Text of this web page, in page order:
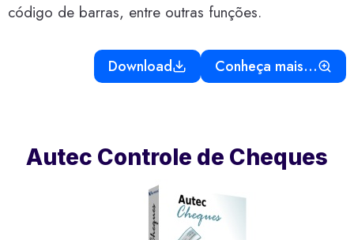
código de barras, entre outras funções.
Download Conheça mais…
Autec Controle de Cheques